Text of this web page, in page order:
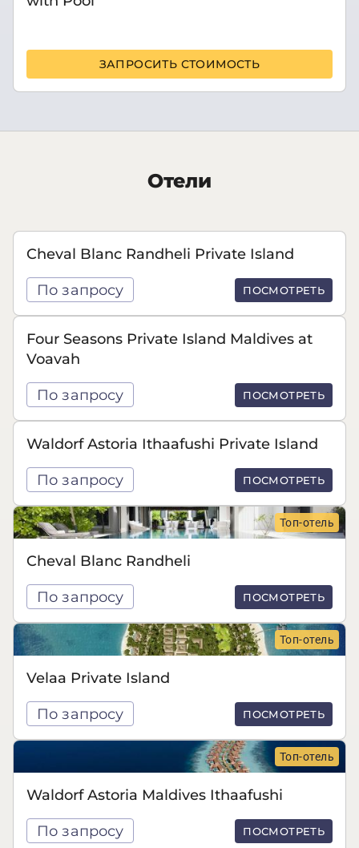
ЗАПРОСИТЬ СТОИМОСТЬ
Отели
Cheval Blanc Randheli Private Island
По запросу ПОСМОТРЕТЬ
Four Seasons Private Island Maldives at
Voavah
По запросу ПОСМОТРЕТЬ
Waldorf Astoria Ithaafushi Private Island
По запросу ПОСМОТРЕТЬ
Топ-отель
Cheval Blanc Randheli
По запросу ПОСМОТРЕТЬ
Топ-отель
Velaa Private Island
По запросу ПОСМОТРЕТЬ
Топ-отель
Waldorf Astoria Maldives Ithaafushi
По запросу ПОСМОТРЕТЬ